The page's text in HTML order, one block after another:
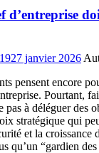
d’entreprise
27 janvier 2026
pensent encore
Pourtant,
pas à déléguer des
stratégique qui
et la croissance
qu’un “gardien